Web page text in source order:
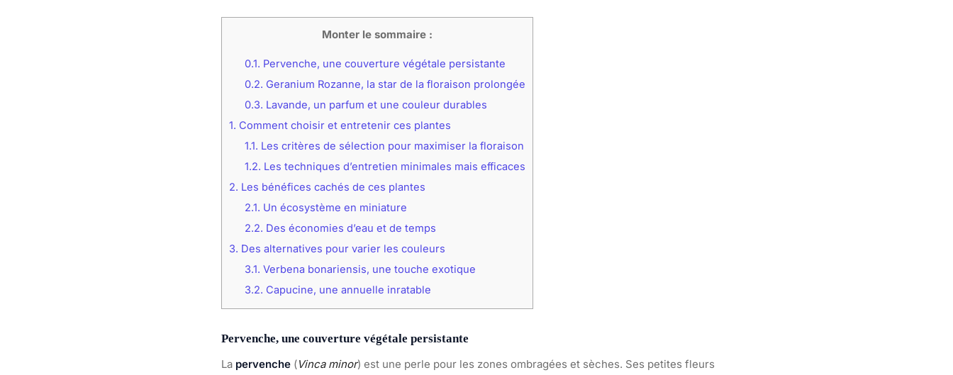
Monter le sommaire :
0.1. Pervenche, une couverture végétale persistante
0.2. Geranium Rozanne, la star de la floraison prolongée
0.3. Lavande, un parfum et une couleur durables
1. Comment choisir et entretenir ces plantes
1.1. Les critères de sélection pour maximiser la floraison
1.2. Les techniques d’entretien minimales mais efficaces
2. Les bénéfices cachés de ces plantes
2.1. Un écosystème en miniature
2.2. Des économies d’eau et de temps
3. Des alternatives pour varier les couleurs
3.1. Verbena bonariensis, une touche exotique
3.2. Capucine, une annuelle inratable
Pervenche, une couverture végétale persistante
La pervenche (Vinca minor) est une perle pour les zones ombragées et sèches. Ses petites fleurs